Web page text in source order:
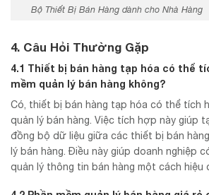
Bộ Thiết Bị Bán Hàng dành cho Nhà Hàng
4. Câu Hỏi Thường Gặp
4.1 Thiết bị bán hàng tạp hóa có thể
mềm quản lý bán hàng không?
Có, thiết bị bán hàng tạp hóa có thể tích
quản lý bán hàng. Việc tích hợp này giúp
đồng bộ dữ liệu giữa các thiết bị bán
lý bán hàng. Điều này giúp doanh nghiệp
quản lý thông tin bán hàng một cách hiệu